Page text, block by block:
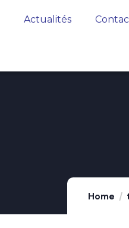
Actualités
Home